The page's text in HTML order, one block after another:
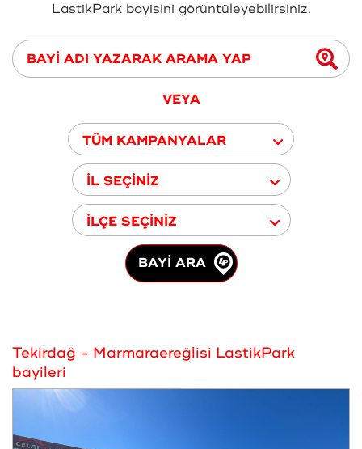
LastikPark bayisini görüntüleyebilirsiniz.
VEYA
TÜM KAMPANYALAR
İL SEÇİNİZ
İLÇE SEÇİNİZ
BAYİ ARA
Tekirdağ - Marmaraereğlisi LastikPark
bayileri